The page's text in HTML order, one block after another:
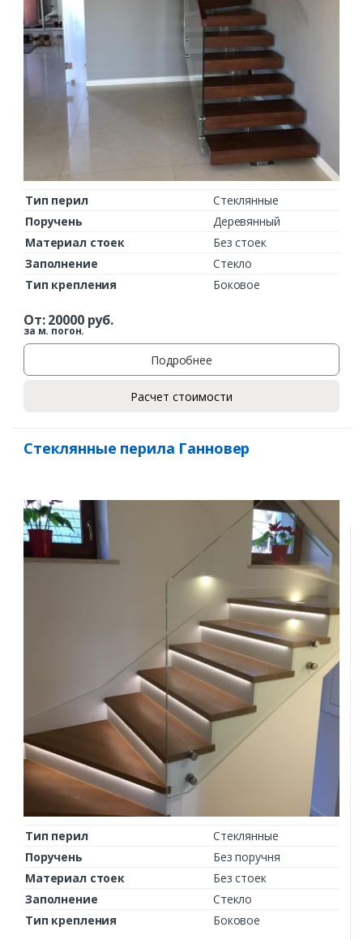
Тип перил
Стеклянные
Поручень
Деревянный
Материал стоек
Без стоек
Заполнение
Стекло
Тип крепления
Боковое
От:20000руб.
за м. погон.
Подробнее
Расчет стоимости
Стеклянные перила Ганновер
Тип перил
Стеклянные
Поручень
Без поручня
Материал стоек
Без стоек
Заполнение
Стекло
Тип крепления
Боковое